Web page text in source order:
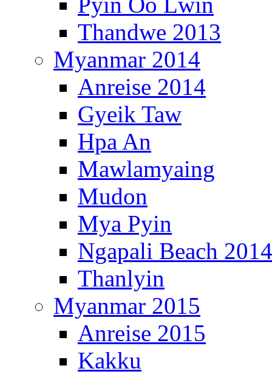
Thandwe 2013
Myanmar 2014
Anreise 2014
Gyeik Taw
Hpa An
Mawlamyaing
Mudon
Mya Pyin
Ngapali Beach 2014
Thanlyin
Myanmar 2015
Anreise 2015
Kakku